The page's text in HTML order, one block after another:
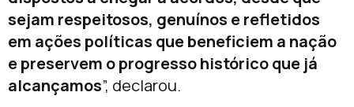
sejam respeitosos, genuínos e refletidos
em ações políticas que beneficiem a nação
e preservem o progresso histórico que já
alcançamos”, declarou.